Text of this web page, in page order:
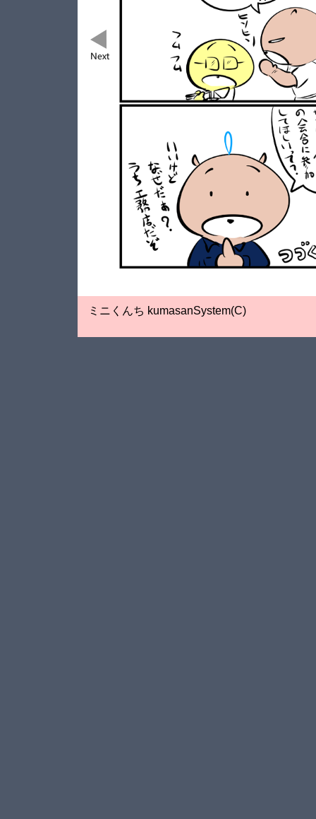
ミニくんち kumasanSystem(C)